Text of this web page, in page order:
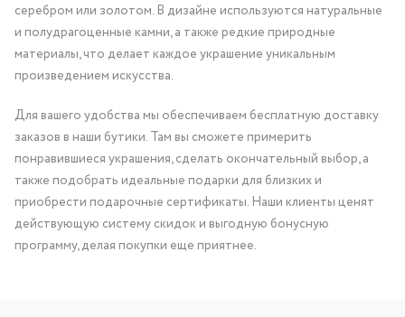
серебром или золотом. В дизайне используются натуральные
и полудрагоценные камни, а также редкие природные
материалы, что делает каждое украшение уникальным
произведением искусства.
Для вашего удобства мы обеспечиваем бесплатную доставку
заказов в наши бутики. Там вы сможете примерить
понравившиеся украшения, сделать окончательный выбор, а
также подобрать идеальные подарки для близких и
приобрести подарочные сертификаты. Наши клиенты ценят
действующую систему скидок и выгодную бонусную
программу, делая покупки еще приятнее.